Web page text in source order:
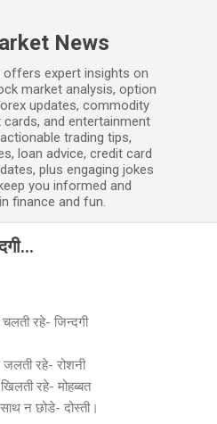
News
offers expert insights on
market analysis, option
updates, commodity
and entertainment
trading tips,
loan advice, credit card
plus engaging jokes
you informed and
finance and fun.
रहे- जिन्दगी
रहे- रोशनी
रहे- मोहब्बत
न छोडे- दोस्ती।